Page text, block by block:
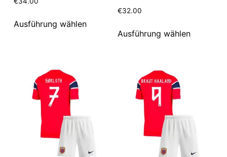
Ausführung wählen
€32.00
Ausführung wählen